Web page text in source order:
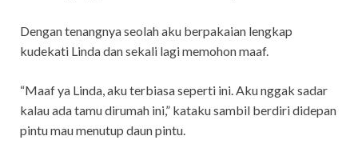
Dengan tenangnya seolah aku berpakaian lengkap
kudekati Linda dan sekali lagi memohon maaf.
“Maaf ya Linda, aku terbiasa seperti ini. Aku nggak sadar
kalau ada tamu dirumah ini,” kataku sambil berdiri didepan
pintu mau menutup daun pintu.